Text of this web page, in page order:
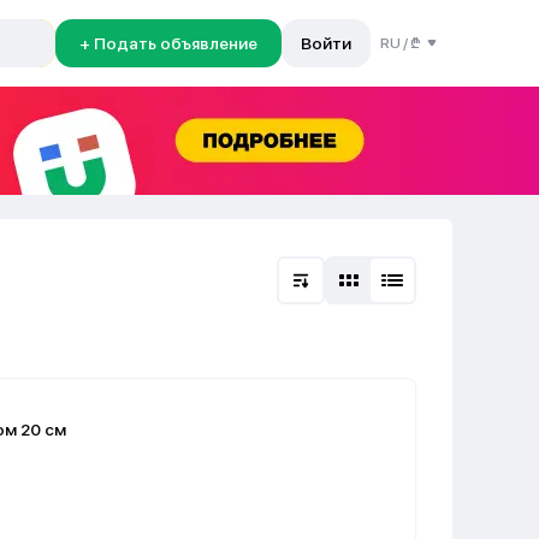
+ Подать объявление Войти RU /₾
20 см